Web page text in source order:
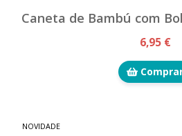
Caneta de Bambú com
6,95 €
NOVIDADE